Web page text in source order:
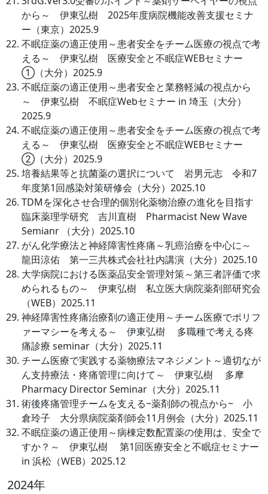
から～ 伊東弘樹 2025年度病院機能改善支援セミナ
ー（東京）2025.9
不眠症薬の適正使用～患者安全をチーム医療の視点で考
える～ 伊東弘樹 医療安全と不眠症WEBセミナー
①（大分）2025.9
不眠症薬の適正使用～患者安全と業務軽減の視点から
～ 伊東弘樹 不眠症Webセミナー in 埼玉（大分）
2025.9
不眠症薬の適正使用～患者安全をチーム医療の視点で考
える～ 伊東弘樹 医療安全と不眠症WEBセミナー
②（大分）2025.9
培養結果等と抗菌薬の選択について 岩男元志 令和7
年度第1回感染対策研修会（大分）2025.10
TDMを深化させ合理的個別化薬物治療の進化を目指す
臨床薬理学研究 吉川直樹 Pharmacist New Wave
Semianr （大分）2025.10
がん化学療法と神経障害性疼痛～乳癌治療を中心に～
龍田涼佑 第一三共株式会社社内講演（大分）2025.10
大学病院における医薬品安全管理対策～第三者評価で求
められるもの～ 伊東弘樹 私立医大病院薬剤部研究会
（WEB）2025.11
神経障害性疼痛治療剤の適正使用～チーム医療でポリフ
ァーマシーを考える～ 伊東弘樹 多職種で考える疼
痛診療 seminar（大分）2025.11
チーム医療で実践する薬物療法マネジメント～適切なが
ん支持療法・疼痛管理に向けて～ 伊東弘樹 多摩
Pharmacy Director Seminar（大分）2025.11
術後疼痛管理チームを支える~薬剤師の視点から~ 小
倉玲子 大分県病院薬剤師会11月例会（大分）2025.11
不眠症薬の適正使用～病棟定数配置薬の使用は、安全で
すか？～ 伊東弘樹 第1回医療安全と不眠症セミナー
in 浜松（WEB）2025.12
2024年